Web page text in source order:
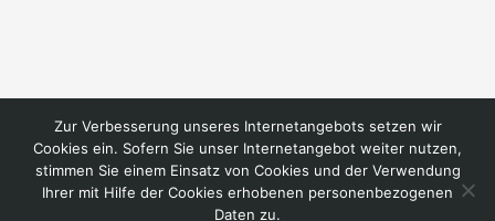
Zur Verbesserung unseres Internetangebots setzen wir
Cookies ein. Sofern Sie unser Internetangebot weiter nutzen,
stimmen Sie einem Einsatz von Cookies und der Verwendung
Ihrer mit Hilfe der Cookies erhobenen personenbezogenen
Daten zu.